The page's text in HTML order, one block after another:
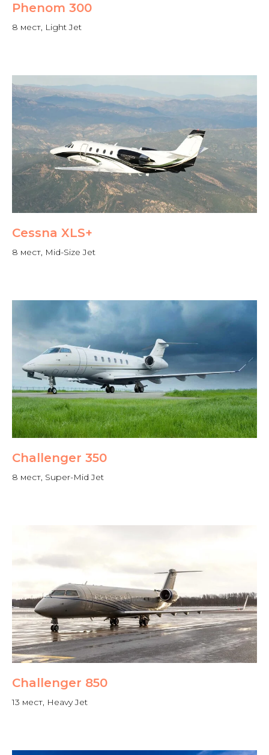
Phenom 300
8 мест, Light Jet
Cessna XLS+
8 мест, Mid-Size Jet
Challenger 350
8 мест, Super-Mid Jet
Challenger 850
13 мест, Heavy Jet